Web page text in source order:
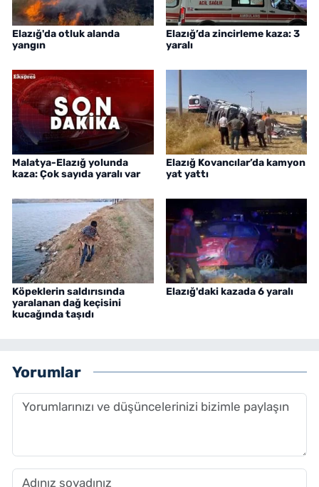
Elazığ'da otluk alanda
yangın
Elazığ’da zincirleme kaza: 3
yaralı
Malatya-Elazığ yolunda
kaza: Çok sayıda yaralı var
Elazığ Kovancılar’da kamyon
yat yattı
Köpeklerin saldırısında
yaralanan dağ keçisini
kucağında taşıdı
Elazığ'daki kazada 6 yaralı
Yorumlar